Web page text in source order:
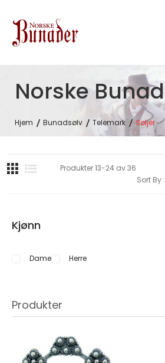
Norske
Hjem Bunadsølv Telemark Søljer
Kjønn
Dame Herre
Produkter
Produkter13-24av36
Sort By :